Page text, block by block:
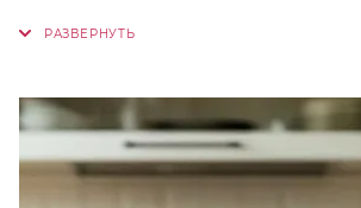
остеклением вносят в облик
нотки легкости и воздушности.
Дизайнеры немного отошли от